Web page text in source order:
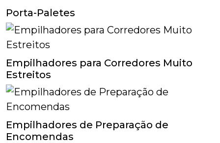
Porta-Paletes
Empilhadores para Corredores Muito
Estreitos
Empilhadores de Preparação de
Encomendas